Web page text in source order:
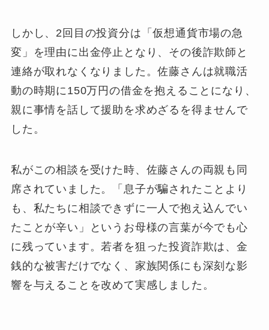
しかし、2回目の投資分は「仮想通貨市場の急
変」を理由に出金停止となり、その後詐欺師と
連絡が取れなくなりました。佐藤さんは就職活
動の時期に150万円の借金を抱えることになり、
親に事情を話して援助を求めざるを得ませんで
した。
私がこの相談を受けた時、佐藤さんの両親も同
席されていました。「息子が騙されたことより
も、私たちに相談できずに一人で抱え込んでい
たことが辛い」というお母様の言葉が今でも心
に残っています。若者を狙った投資詐欺は、金
銭的な被害だけでなく、家族関係にも深刻な影
響を与えることを改めて実感しました。